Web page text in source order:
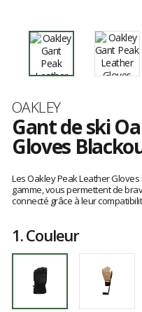
Marque
OAKLEY
Gant de ski
Gloves
M
avis
clients
Les Oakley Peak Leather
gamme, vous permettent de
connecté grâce à leur
1.Couleur